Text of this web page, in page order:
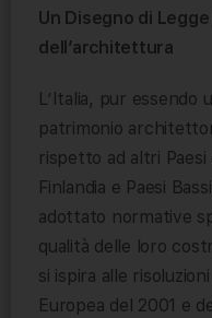
Un Disegno di
dell’architettura
L’Italia, pur essendo
patrimonio
rispetto ad altri Paesi
Finlandia e Paesi
adottato normative
qualità delle loro
si ispira alle
Europea del 2001 e